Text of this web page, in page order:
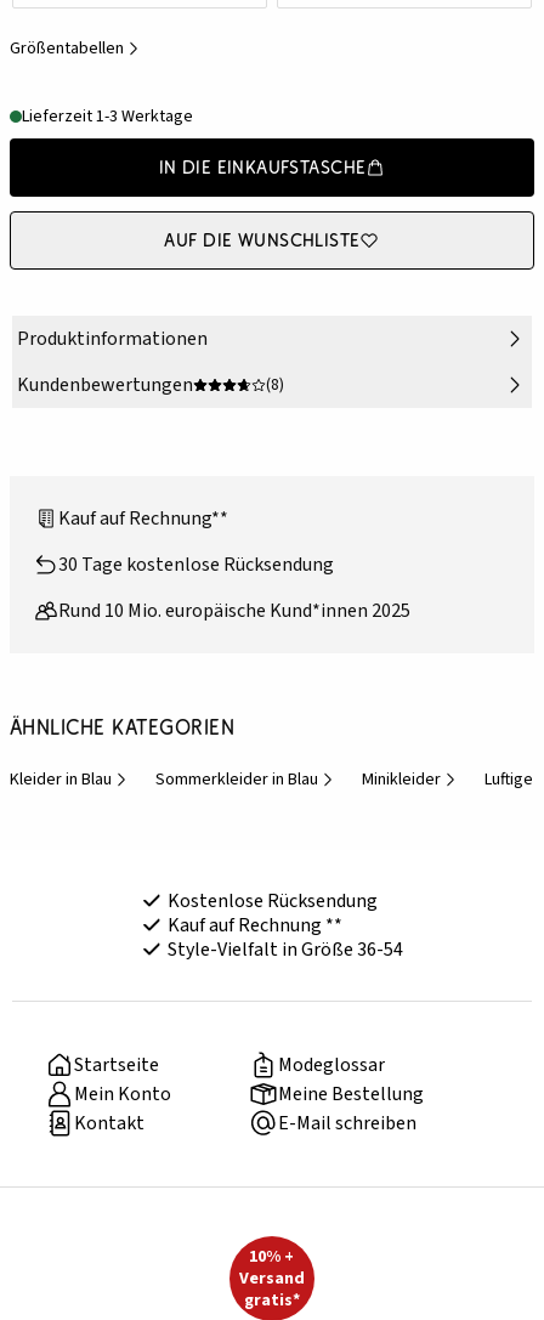
Größentabellen
Lieferzeit 1-3 Werktage
In die Einkaufstasche
Auf die Wunschliste
Produktinformationen
Kundenbewertungen
(8)
Kauf auf Rechnung**
30 Tage kostenlose Rücksendung
Rund 10 Mio. europäische Kund*innen 2025
Ähnliche Kategorien
Kleider in Blau Sommerkleider in Blau Minikleider Luftige
Kostenlose Rücksendung
Kauf auf Rechnung **
Style-Vielfalt in Größe 36-54
Startseite
Modeglossar
Mein Konto
Meine Bestellung
Kontakt
E-Mail schreiben
10% +
Versand
gratis*